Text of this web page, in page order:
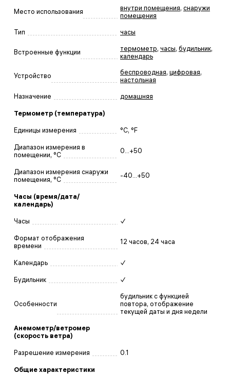
Место использования внутри помещения, снаружи
помещения
Тип часы
Встроенные функции термометр, часы, будильник,
календарь
Устройство беспроводная, цифровая,
настольная
Назначение домашняя
Термометр (температура)
Единицы измерения °C, °F
Диапазон измерения в
помещении, °C
0...+50
Диапазон измерения снаружи
помещения, °C
-40...+50
Часы (время/дата/
календарь)
Часы ✓
Формат отображения
времени
12 часов, 24 часа
Календарь ✓
Будильник ✓
Особенности
будильник с функцией
повтора, отображение
текущей даты и дня недели
Анемометр/ветромер
(скорость ветра)
Разрешение измерения 0.1
Общие характеристики